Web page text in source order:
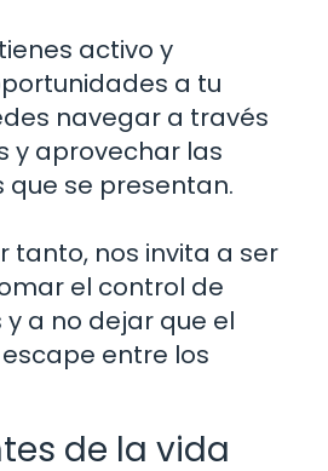
activo y
a tu
navegar a través
y aprovechar las
se presentan.
tanto, nos invita a ser
el control de
a no dejar que el
entre los
de la vida